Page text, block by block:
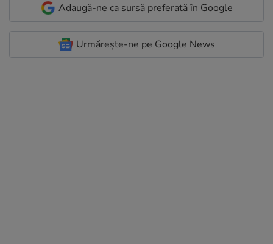
Adaugă-ne ca sursă preferată în Google
Urmărește-ne pe Google News